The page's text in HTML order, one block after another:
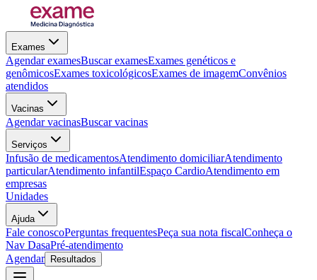
Exames
Agendar examesBuscar examesExames genéticos e
genômicosExames toxicológicosExames de imagemConvênios
atendidos
Vacinas
Agendar vacinasBuscar vacinas
Serviços
Infusão de medicamentosAtendimento domiciliarAtendimento
particularAtendimento infantilEspaço CardioAtendimento em
empresas
Unidades
Ajuda
Fale conoscoPerguntas frequentesPeça sua nota fiscalConheça o
Nav DasaPré-atendimento
Agendar
Resultados